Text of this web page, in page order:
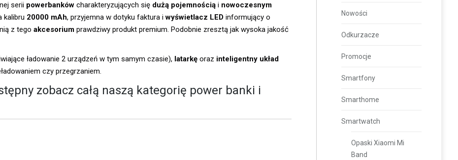
serii powerbankówcharakteryzujących się dużą pojemnościąi nowoczesnym
kalibru 20000 mAh, przyjemna w dotyku faktura iwyświetlacz LEDinformujący o
z tego akcesoriumprawdziwy produkt premium. Podobnie zresztą jak wysoka jakość
ładowanie 2 urządzeń w tym samym czasie), latarkęoraz inteligentny układ
czy przegrzaniem.
zobacz całą naszą kategorię power banki i
Nowości
Odkurzacze
Promocje
Smartfony
Smarthome
Smartwatch
Opaski Xiaomi Mi
Band